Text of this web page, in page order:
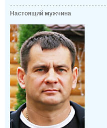
Настоящий мужчина